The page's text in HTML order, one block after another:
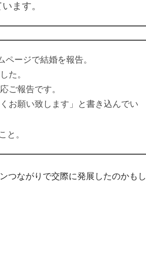
ます。
ページで結婚を報告。
た。
ご報告です。
お願い致します」と書き込んでい
と。
つながりで交際に発展したのかもし